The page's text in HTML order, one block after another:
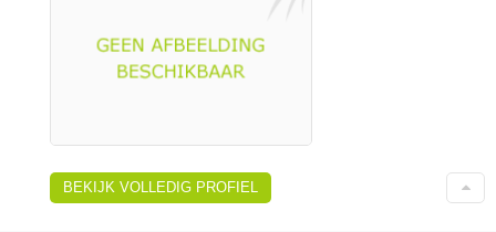
BEKIJK VOLLEDIG PROFIEL